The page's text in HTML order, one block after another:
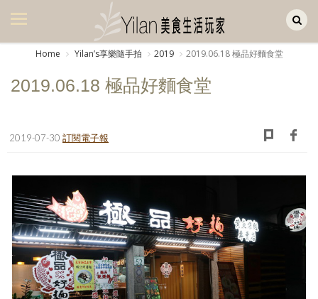
美食集
書房集
日記簿
餐桌週記
Home Yilanʼs享樂隨手拍 2019 2019.06.18 極品好麵食堂
2019.06.18 極品好麵食堂
2019-07-30 訂閱電子報